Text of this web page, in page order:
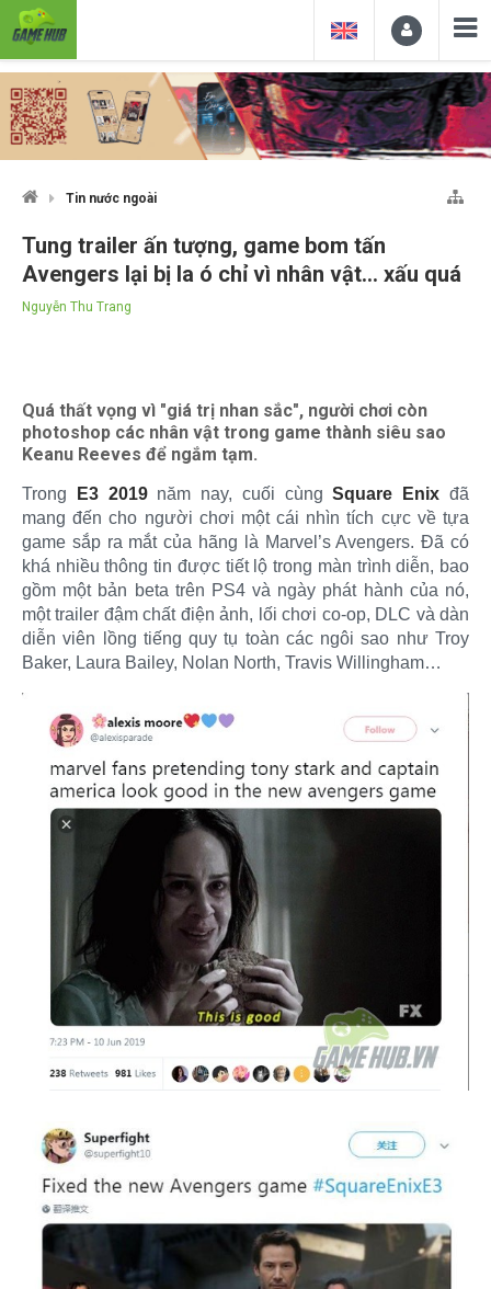
Tin nước ngoài
Tung trailer ấn tượng, game bom tấn
Avengers lại bị la ó chỉ vì nhân vật... xấu quá
Nguyễn Thu Trang
Quá thất vọng vì "giá trị nhan sắc", người chơi còn
photoshop các nhân vật trong game thành siêu sao
Keanu Reeves để ngắm tạm.
Trong E3 2019năm nay, cuối cùngSquare Enix đã
mang đến cho người chơi một cái nhìn tích cực về tựa
game sắp ra mắt của hãng là Marvel’s Avengers. Đã có
khá nhiều thông tin được tiết lộ trong màn trình diễn, bao
gồm một bản beta trên PS4 và ngày phát hành của nó,
một trailer đậm chất điện ảnh, lối chơi co-op, DLC và dàn
diễn viên lồng tiếng quy tụ toàn các ngôi sao như Troy
Baker, Laura Bailey, Nolan North, Travis Willingham…​